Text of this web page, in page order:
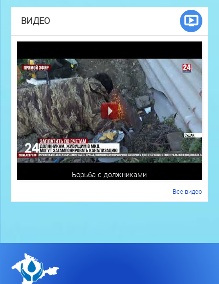
ВИДЕО
Борьба с должниками
Все видео